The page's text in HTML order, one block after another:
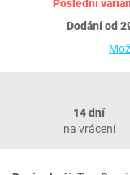
Poslední
Dodání od
14 dní
na vrácení